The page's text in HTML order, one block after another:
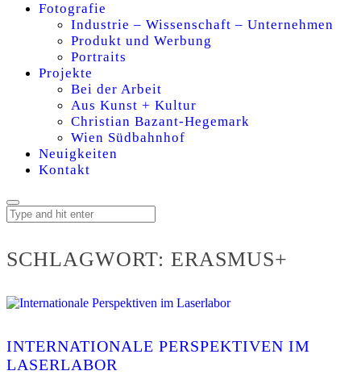
Fotografie
Industrie – Wissenschaft – Unternehmen
Produkt und Werbung
Portraits
Projekte
Bei der Arbeit
Aus Kunst + Kultur
Christian Bazant-Hegemark
Wien Südbahnhof
Neuigkeiten
Kontakt
SCHLAGWORT: ERASMUS+
INTERNATIONALE PERSPEKTIVEN IM
LASERLABOR